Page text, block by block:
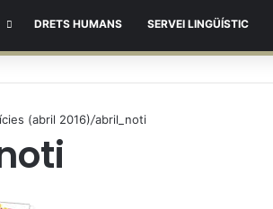
DRETS HUMANS SERVEI LINGÜÍSTIC
(abril 2016)/abril_noti